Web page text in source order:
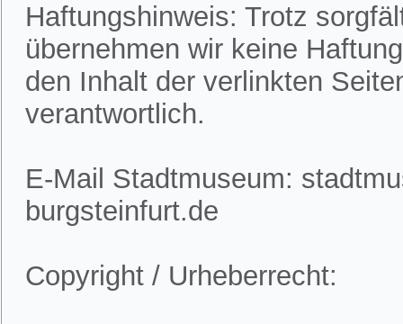
Haftungshinweis: Trotz
übernehmen wir keine
den Inhalt der verlinkten
verantwortlich.
E-Mail Stadtmuseum:
burgsteinfurt.de
Copyright / Urheberrecht: